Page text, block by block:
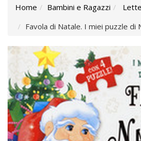
Home Bambini e Ragazzi
Favola di Natale. I miei puzzle di